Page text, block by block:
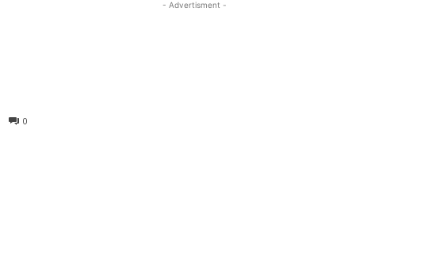
0
- Advertisment -